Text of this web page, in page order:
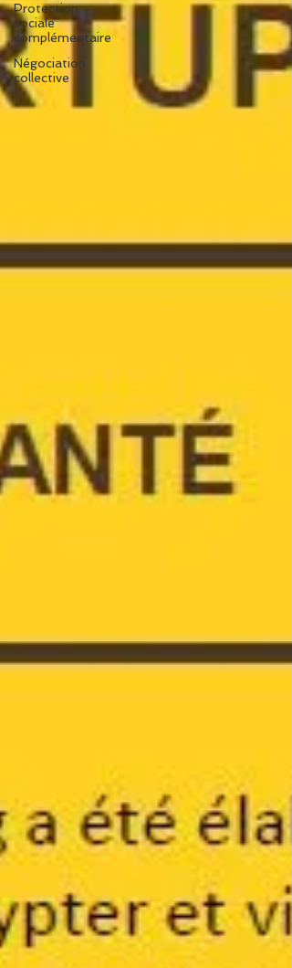
Protection
sociale
complémentaire
Négociation
collective